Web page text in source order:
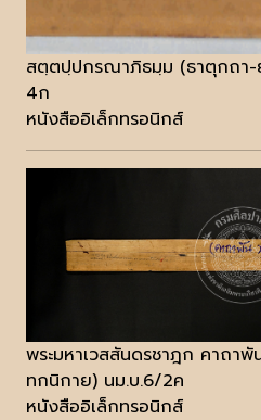
สตฺตปฺปกรณาภิธมฺม (ธาตุกถา
4ก
หนังสืออิเล็กทรอนิกส์
พระมหาเวสสันดรชาฎก คาถา
ทกนิกาย) นม.บ.6/2ค
หนังสืออิเล็กทรอนิกส์